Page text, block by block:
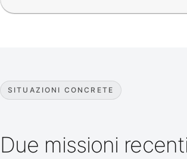
SITUAZIONI CONCRETE
Due missioni